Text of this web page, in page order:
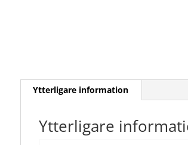
Ytterligare information
Ytterligare